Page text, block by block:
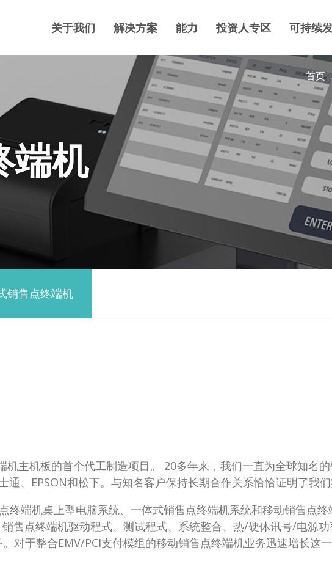
关于我们 解决方案 能力 投资人专区 可持续
首页
端机
销售点终端机
机主机板的首个代工制造项目。 20多年来，我们一直为全球知名
、EPSON和松下。与知名客户保持长期合作关系恰恰证明了我们
终端机桌上型电脑系统、一体式销售点终端机系统和移动销售点
售点终端机驱动程式、测试程式、系统整合、热/硬体讯号/电源
对于整合EMV/PCI支付模组的移动销售点终端机业务迅速增长这